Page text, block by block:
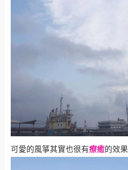
可愛的風箏其實也很有療癒的效果